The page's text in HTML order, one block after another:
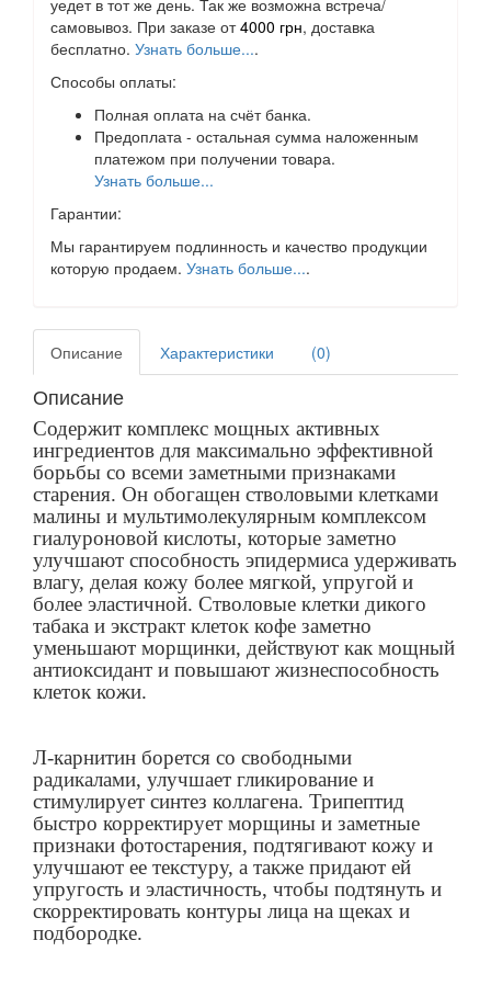
самовывоз. При заказе от4000 грн, доставка
бесплатно. Узнать больше....
Способы оплаты:
Полная оплата на счёт банка.
Предоплата - остальная сумма наложенным
платежом при получении товара.
Узнать больше...
Гарантии:
Мы гарантируем подлинность и качество продукции
которую продаем. Узнать больше....
Описание Характеристики (0)
Описание
Содержит комплекс мощных активных
ингредиентов для максимально эффективной
борьбы со всеми заметными признаками
старения. Он обогащен стволовыми клетками
малины и мультимолекулярным комплексом
гиалуроновой кислоты, которые заметно
улучшают способность эпидермиса удерживать
влагу, делая кожу более мягкой, упругой и
более эластичной. Стволовые клетки дикого
табака и экстракт клеток кофе заметно
уменьшают морщинки, действуют как мощный
антиоксидант и повышают жизнеспособность
клеток кожи.
Л-карнитин борется со свободными
радикалами, улучшает гликирование и
стимулирует синтез коллагена. Трипептид
быстро корректирует морщины и заметные
признаки фотостарения, подтягивают кожу и
улучшают ее текстуру, а также придают ей
упругость и эластичность, чтобы подтянуть и
скорректировать контуры лица на щеках и
подбородке.